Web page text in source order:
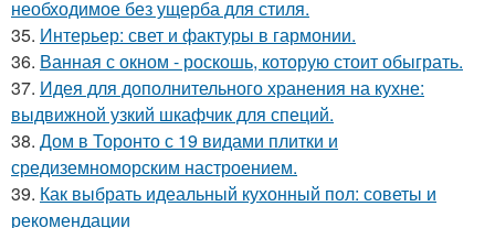
необходимое без ущерба для стиля.
35. Интерьер: свет и фактуры в гармонии.
36. Ванная с окном - роскошь, которую стоит обыграть.
37. Идея для дополнительного хранения на кухне:
выдвижной узкий шкафчик для специй.
38. Дом в Торонто с 19 видами плитки и
средиземноморским настроением.
39. Как выбрать идеальный кухонный пол: советы и
рекомендации